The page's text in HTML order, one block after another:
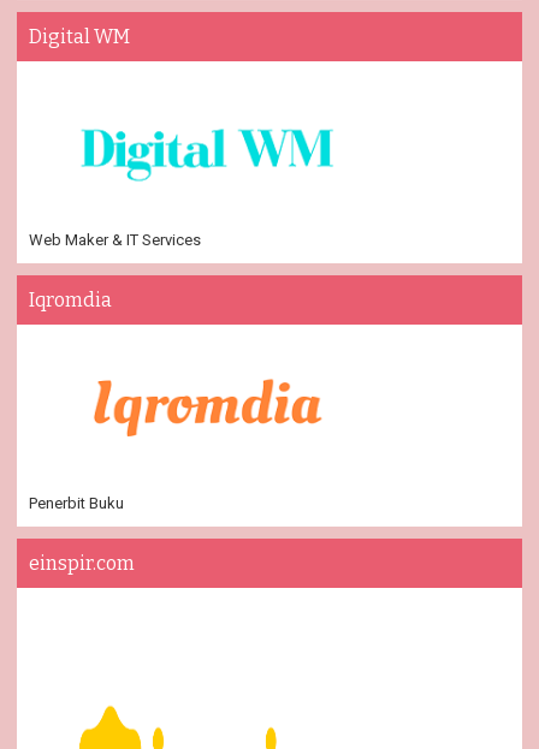
Digital WM
Web Maker & IT Services
Iqromdia
Penerbit Buku
einspir.com